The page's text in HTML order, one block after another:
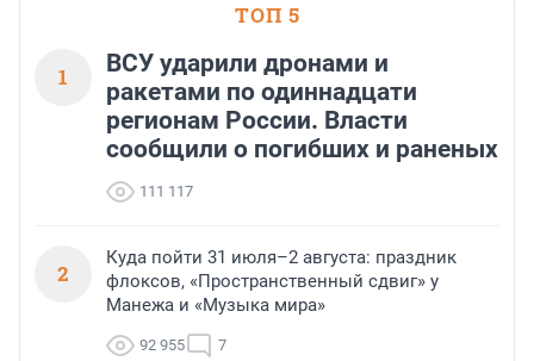
ТОП 5
1
ВСУ ударили дронами и
ракетами по одиннадцати
регионам России. Власти
сообщили о погибших и раненых
111 117
2
Куда пойти 31 июля–2 августа: праздник
флоксов, «Пространственный сдвиг» у
Манежа и «Музыка мира»
92 955 7